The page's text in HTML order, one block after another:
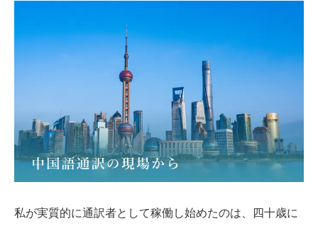
私が実質的に通訳者として稼働し始めたのは、四十歳に